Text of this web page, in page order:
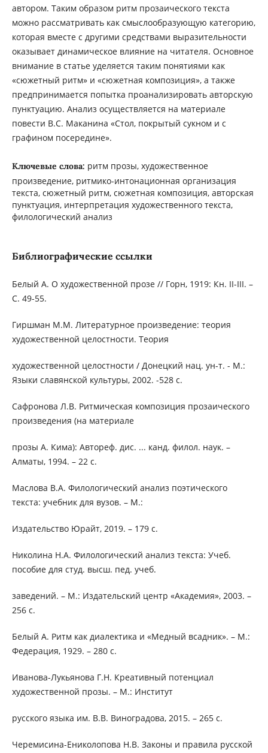
автором. Таким образом ритм прозаического текста
можно рассматривать как смыслообразующую категорию,
которая вместе с другими средствами выразительности
оказывает динамическое влияние на читателя. Основное
внимание в статье уделяется таким понятиями как
«сюжетный ритм» и «сюжетная композиция», а также
предпринимается попытка проанализировать авторскую
пунктуацию. Анализ осуществляется на материале
повести В.С. Маканина «Стол, покрытый сукном и с
графином посередине».
Ключевые слова: ритм прозы, художественное
произведение, ритмико-интонационная организация
текста, сюжетный ритм, сюжетная композиция, авторская
пунктуация, интерпретация художественного текста,
филологический анализ
Библиографические ссылки
Белый А. О художественной прозе // Горн, 1919: Кн. II-III. –
С. 49-55.
Гиршман М.М. Литературное произведение: теория
художественной целостности. Теория
художественной целостности / Донецкий нац. ун-т. - М.:
Языки славянской культуры, 2002. -528 с.
Сафронова Л.В. Ритмическая композиция прозаического
произведения (на материале
прозы А. Кима): Автореф. дис. ... канд. филол. наук. –
Алматы, 1994. – 22 с.
Маслова В.А. Филологический анализ поэтического
текста: учебник для вузов. – М.:
Издательство Юрайт, 2019. – 179 с.
Николина Н.А. Филологический анализ текста: Учеб.
пособие для студ. высш. пед. учеб.
заведений. – М.: Издательский центр «Академия», 2003. –
256 с.
Белый А. Ритм как диалектика и «Медный всадник». – М.:
Федерация, 1929. – 280 с.
Иванова-Лукьянова Г.Н. Креативный потенциал
художественной прозы. – М.: Институт
русского языка им. В.В. Виноградова, 2015. – 265 с.
Черемисина-Ениколопова Н.В. Законы и правила русской